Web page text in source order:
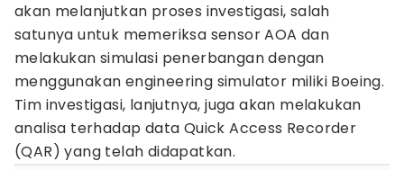
akan melanjutkan proses investigasi, salah
satunya untuk memeriksa sensor AOA dan
melakukan simulasi penerbangan dengan
menggunakan engineering simulator miliki Boeing.
Tim investigasi, lanjutnya, juga akan melakukan
analisa terhadap data Quick Access Recorder
(QAR) yang telah didapatkan.